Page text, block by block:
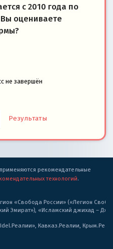
с 2010 года по
оцениваете
не завершён
Результаты
рекомендательные
технологий.
«Свобода России» («Легион
Эмират»), «Исламский джихад –
Кавказ.Реалии,